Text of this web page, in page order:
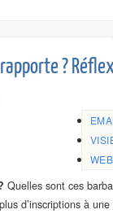
?
Quelles sont ces
d’inscriptions à